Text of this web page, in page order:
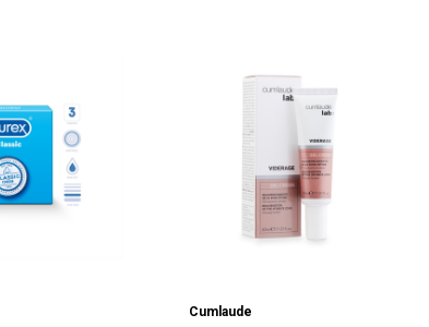
Cumlaude